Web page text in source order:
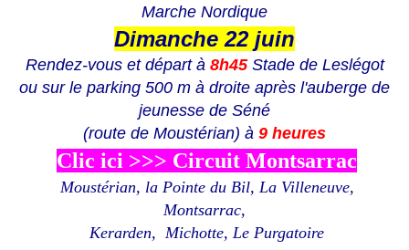
Marche Nordique
Dimanche 22 juin
Rendez-vous et départ à 8h45Stade de Leslégot
ou sur le parking 500 m à droite après l'auberge de
jeunesse de Séné
(route de Moustérian) à 9 heures
Clic ici >>> Circuit Montsarrac
Moustérian, la Pointe du Bil, La Villeneuve,
Montsarrac,
Kerarden, Michotte, Le Purgatoire